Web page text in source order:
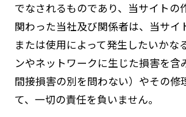
でなされるものであり、当サイトの
関わった当社及び関係者は、当サイ
または使用によって発生したいかな
ンやネットワークに生じた損害を含
間接損害の別を問わない）やその修
て、一切の責任を負いません。